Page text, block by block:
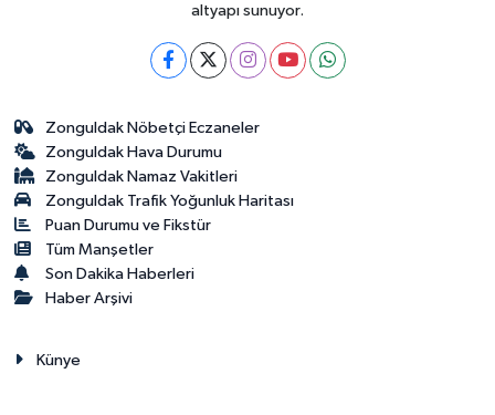
altyapı sunuyor.
Zonguldak Nöbetçi Eczaneler
Zonguldak Hava Durumu
Zonguldak Namaz Vakitleri
Zonguldak Trafik Yoğunluk Haritası
Puan Durumu ve Fikstür
Tüm Manşetler
Son Dakika Haberleri
Haber Arşivi
Künye